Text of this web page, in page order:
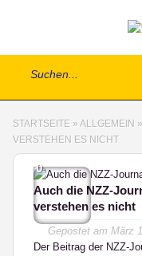
STARTSEITE » ALLGEMEIN »
VERSTEHEN ES NICHT
0
Auch die NZZ-
verstehen es nicht
Gepostet am März
Der Beitrag der NZZ-